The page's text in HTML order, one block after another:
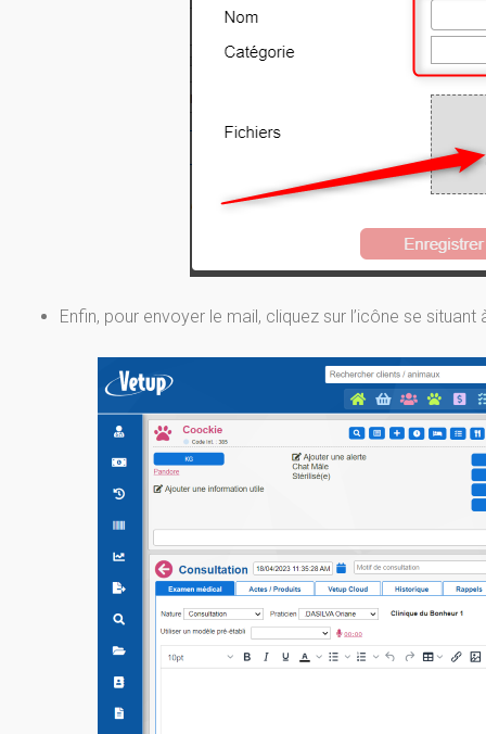
Enfin, pour envoyer le mail, cliquez sur l’icône se